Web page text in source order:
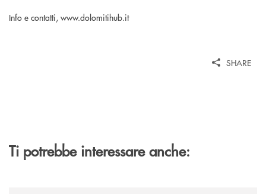
Info e contatti, www.dolomitihub.it
SHARE
Ti potrebbe interessare anche: